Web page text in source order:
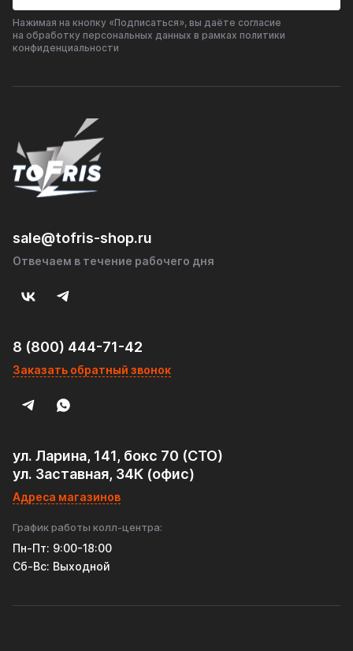
Нажимая на кнопку «Подписаться», вы даёте согласие
на обработку персональных данных в рамках политики
конфиденциальности
sale@tofris-shop.ru
Отвечаем в течение рабочего дня
8 (800) 444-71-42
Заказать обратный звонок
ул. Ларина, 141, бокс 70 (СТО)
ул. Заставная, 34К (офис)
Адреса магазинов
График работы колл-центра:
Пн-Пт: 9:00-18:00
Cб-Вс: Выходной